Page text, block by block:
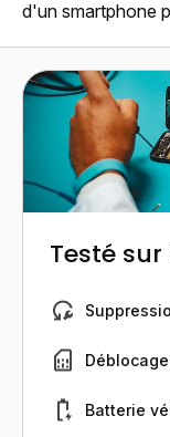
d'un smartphone
Testé
Batterie